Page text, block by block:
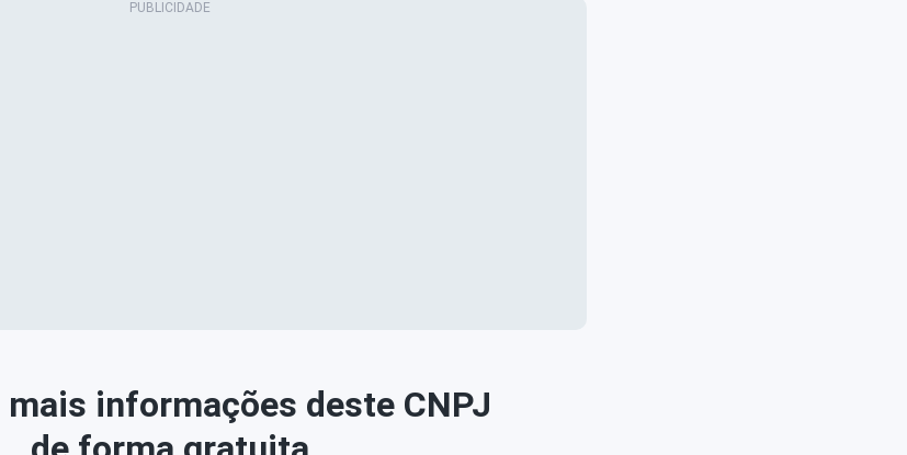
mais informações deste CNPJ